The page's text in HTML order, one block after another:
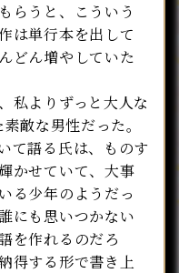
らうと、こういう
は単行本を出して
どん増やしていた
私よりずっと大人な
素敵な男性だった。
て語る氏は、ものす
かせていて、大事
る少年のようだっ
にも思いつかない
を作れるのだろ
得する形で書き上